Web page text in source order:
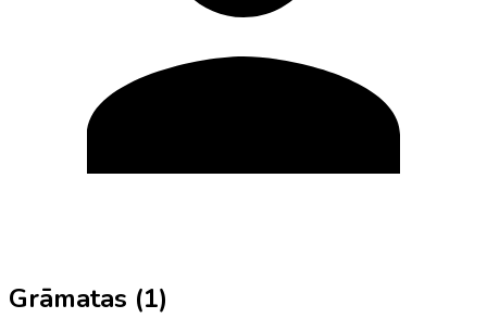
Grāmatas (1)